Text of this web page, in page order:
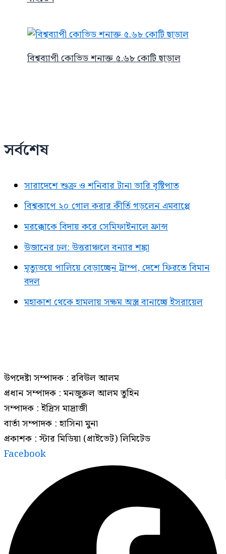
বিশ্বব্যাপী কোভিড শনাক্ত ৫.৬৮ কোটি ছাড়াল
সর্বশেষ
সারাদেশে শুক্র ও শনিবার টানা ভারি বৃষ্টিপাত
বিশ্বকাপে ২০ গোল করার কীর্তি গড়লেন এমবাপ্পে
মরক্কোকে বিদায় করে সেমিফাইনালে ফ্রান্স
উজানের ঢল: উত্তরাঞ্চলে বন্যার শঙ্কা
মৃত্যুভয়ে পালিয়ে বেড়াচ্ছেন ট্রাম্প, দেশে ফিরতে বিমান
বদল
মহাকাশ থেকে হামলায় সক্ষম অস্ত্র বানাচ্ছে ইসরায়েল
উপদেষ্টা সম্পাদক : রবিউল আলম
প্রধান সম্পাদক : মনজুরুল আলম তুহিন
সম্পাদক : ইদ্রিস মাদ্রাজী
বার্তা সম্পাদক : হাসিনা মুনা
প্রকাশক : স্টার মিডিয়া (প্রাইভেট) লিমিটেড
Facebook